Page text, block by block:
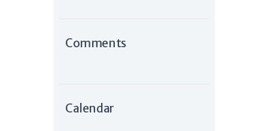
Comments
Calendar